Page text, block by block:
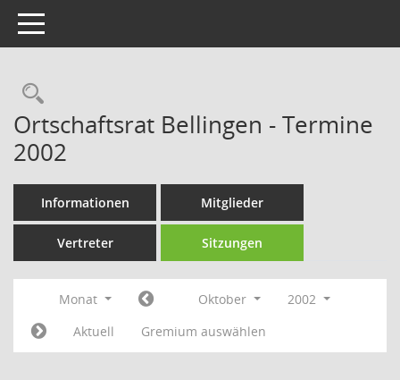
Toggle navigation
Rechercheauswahl
Ortschaftsrat Bellingen - Termine
2002
Informationen Mitglieder
Vertreter Sitzungen
Monat Oktober
2002
Aktuell
Gremium auswählen